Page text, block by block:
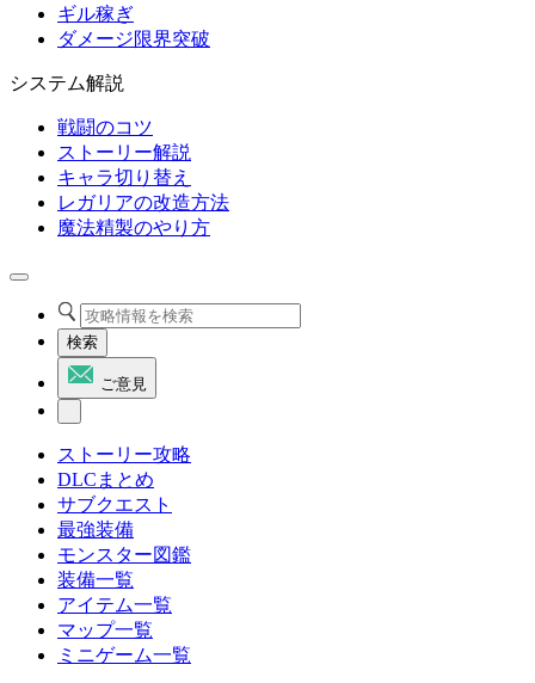
ギル稼ぎ
ダメージ限界突破
システム解説
戦闘のコツ
ストーリー解説
キャラ切り替え
レガリアの改造方法
魔法精製のやり方
検索
ご意見
ストーリー攻略
DLCまとめ
サブクエスト
最強装備
モンスター図鑑
装備一覧
アイテム一覧
マップ一覧
ミニゲーム一覧